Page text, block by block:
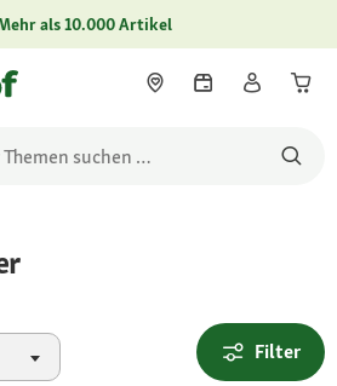
als 10.000 Artikel
Filter